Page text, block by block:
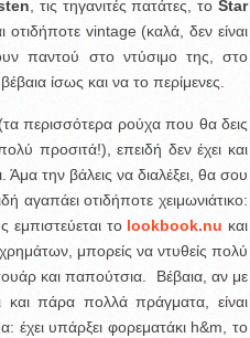
, τις τηγανιτές πατάτες, το Star
oτιδήποτε vintage (καλά, δεν είναι
παντού στο ντύσιμο της, στο
ίσως και να το περίμενες.
περισσότερα ρούχα που θα δεις
προσιτά!), επειδή δεν έχει και
Άμα την βάλεις να διαλέξει, θα σου
αγαπάει οτιδήποτε χειμωνιάτικο:
το lookbook.nu και
χρημάτων, μπορείς να ντυθείς πολύ
και παπούτσια. Βέβαια, αν με
και πάρα πολλά πράγματα, είναι
υπάρξει φορεματάκι h&m, το